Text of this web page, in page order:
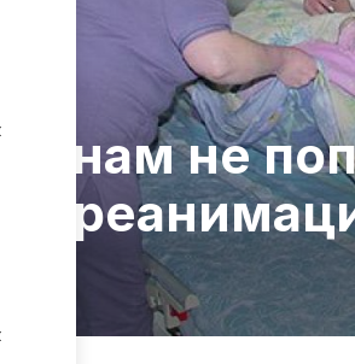
нам не